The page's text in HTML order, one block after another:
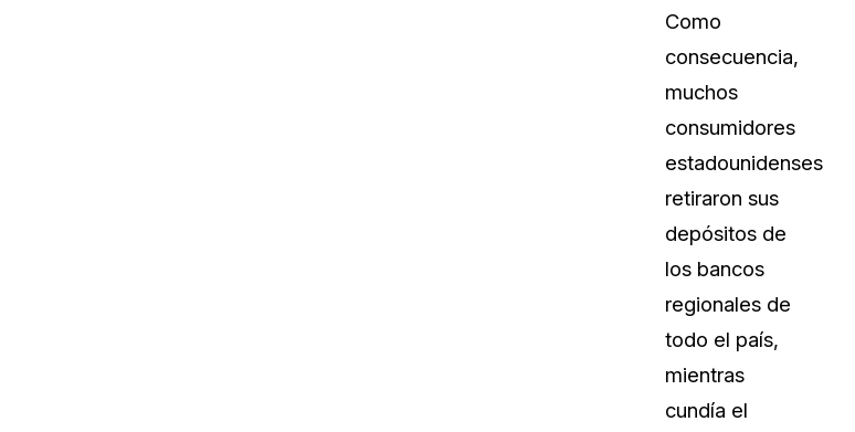
Como
consecuencia,
muchos
consumidores
estadounidenses
retiraron sus
depósitos de
los bancos
regionales de
todo el país,
mientras
cundía el